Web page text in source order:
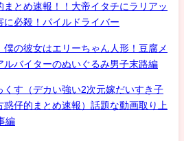
とめ速報！！大帝イタチにラリアッ
に必殺！パイルドライバー
の彼女はエリーちゃん人形！豆腐メ
ルバイターのぬいぐるみ男子末路編
くす（デカい強い2次元嫁だいすき子
仔的まとめ速報）話題な動画取り上
編